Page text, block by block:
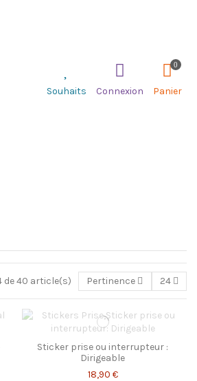
Souhaits Connexion
0
Panier
de 40 article(s) Pertinence 24
Sticker prise ou interrupteur :
Dirigeable
18,90 €